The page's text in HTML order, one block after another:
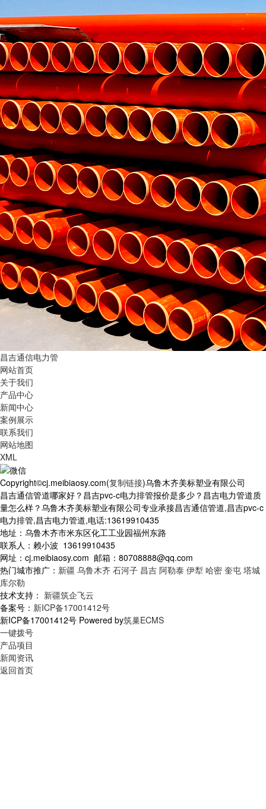
昌吉通信电力管
网站首页
关于我们
产品中心
新闻中心
案例展示
联系我们
网站地图
XML
Copyright©cj.meibiaosy.com(复制链接)乌鲁木齐美标塑业有限公司
昌吉通信管道哪家好？昌吉pvc-c电力排管报价是多少？昌吉电力管道质
量怎么样？乌鲁木齐美标塑业有限公司专业承接昌吉通信管道,昌吉pvc-c
电力排管,昌吉电力管道,电话:13619910435
地址：乌鲁木齐市米东区化工工业园福州东路
联系人：赖小波 13619910435
网址：cj.meibiaosy.com 邮箱：80708888@qq.com
热门城市推广： 新疆 乌鲁木齐 石河子 昌吉 阿勒泰 伊犁 哈密 奎屯 塔城
库尔勒
技术支持： 新疆筑企飞云
备案号： 新ICP备17001412号
新ICP备17001412号 Powered by筑巢ECMS
一键拨号
产品项目
新闻资讯
返回首页